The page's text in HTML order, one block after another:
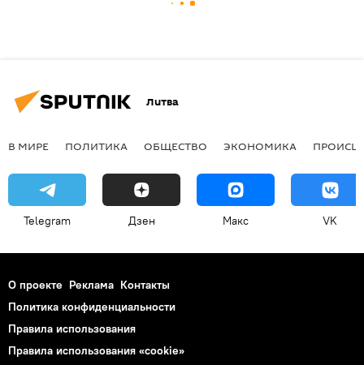
Литва
В МИРЕ ПОЛИТИКА ОБЩЕСТВО ЭКОНОМИКА
Telegram Дзен Макс VK
О проекте Реклама Контакты
Политика конфиденциальности
Правила использования
Правила использования «cookie»